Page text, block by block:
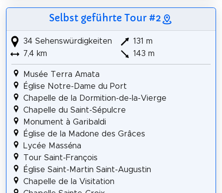
Selbst geführte Tour #2
34 Sehenswürdigkeiten
7,4 km
131 m
143 m
Musée Terra Amata
Église Notre-Dame du Port
Chapelle de la Dormition-de-la-Vierge
Chapelle du Saint-Sépulcre
Monument à Garibaldi
Église de la Madone des Grâces
Lycée Masséna
Tour Saint-François
Église Saint-Martin Saint-Augustin
Chapelle de la Visitation